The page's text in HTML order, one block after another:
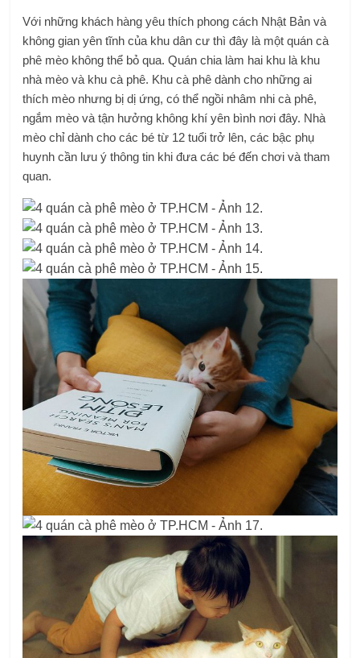
Với những khách hàng yêu thích phong cách Nhật Bản và
không gian yên tĩnh của khu dân cư thì đây là một quán cà
phê mèo không thể bỏ qua. Quán chia làm hai khu là khu
nhà mèo và khu cà phê. Khu cà phê dành cho những ai
thích mèo nhưng bị dị ứng, có thể ngồi nhâm nhi cà phê,
ngắm mèo và tận hưởng không khí yên bình nơi đây. Nhà
mèo chỉ dành cho các bé từ 12 tuổi trở lên, các bậc phụ
huynh cần lưu ý thông tin khi đưa các bé đến chơi và tham
quan.